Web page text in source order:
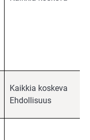
Kaikkia koskeva
Ehdollisuus